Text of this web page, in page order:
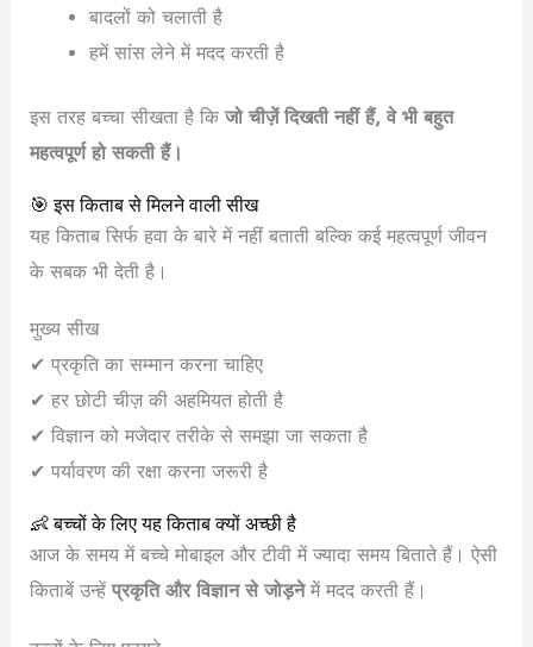
बादलों को चलाती है
हमें सांस लेने में मदद करती है
इस तरह बच्चा सीखता है किजो चीज़ें दिखती नहीं हैं, वे भी बहुत
महत्वपूर्ण हो सकती हैं।
🎯 इस किताब से मिलने वाली सीख
यह किताब सिर्फ हवा के बारे में नहीं बताती बल्कि कई महत्वपूर्ण जीवन
के सबक भी देती है।
मुख्य सीख
✔ प्रकृति का सम्मान करना चाहिए
✔ हर छोटी चीज़ की अहमियत होती है
✔ विज्ञान को मजेदार तरीके से समझा जा सकता है
✔ पर्यावरण की रक्षा करना जरूरी है
👶 बच्चों के लिए यह किताब क्यों अच्छी है
आज के समय में बच्चे मोबाइल और टीवी में ज्यादा समय बिताते हैं। ऐसी
किताबें उन्हेंप्रकृति और विज्ञान से जोड़नेमें मदद करती हैं।